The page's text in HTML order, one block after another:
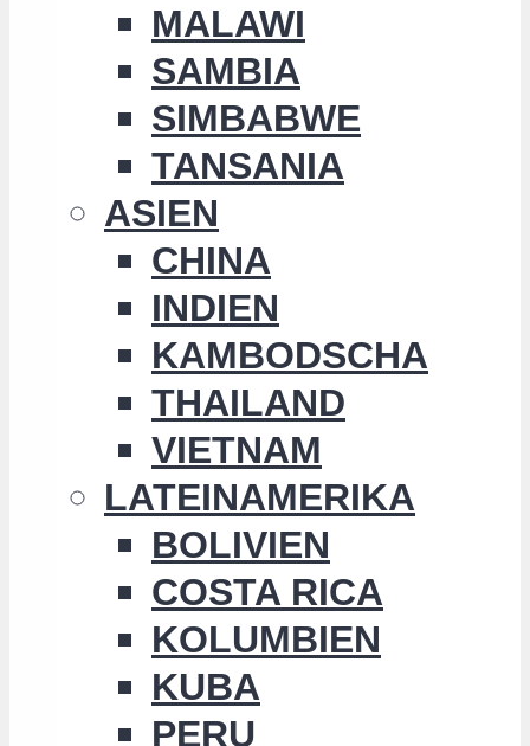
MALAWI
SAMBIA
SIMBABWE
TANSANIA
ASIEN
CHINA
INDIEN
KAMBODSCHA
THAILAND
VIETNAM
LATEINAMERIKA
BOLIVIEN
COSTA RICA
KOLUMBIEN
KUBA
PERU